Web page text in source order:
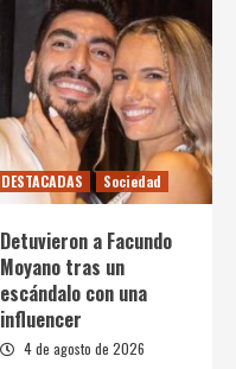
DESTACADAS Sociedad
Detuvieron a Facundo
Moyano tras un
escándalo con una
influencer
4 de agosto de 2026